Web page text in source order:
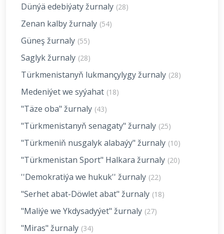
Dünýä edebiýaty žurnaly (28)
Zenan kalby žurnaly (54)
Güneş žurnaly (55)
Saglyk žurnaly (28)
Türkmenistanyň lukmançylygy žurnaly (28)
Medeniýet we syýahat (18)
"Täze oba" žurnaly (43)
"Türkmenistanyň senagaty" žurnaly (25)
"Türkmeniň nusgalyk alabaýy" žurnaly (10)
"Türkmenistan Sport" Halkara žurnaly (20)
''Demokratiýa we hukuk'' žurnaly (22)
"Serhet abat-Döwlet abat" žurnaly (18)
"Maliýe we Ykdysadyýet" žurnaly (27)
"Miras" žurnaly (34)